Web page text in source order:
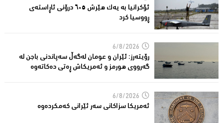
ئۆکرانیا بە یەک هێرش ٦٠٥ درۆنی ئاڕاستەى
ڕووسیا کرد
6/8/2026
رۆیتەرز: ئێران و عومان لەگەڵ سەپاندنی باجن لە
گەرووی هورمز و ئەمریکاش ڕەتی دەکاتەوە
6/8/2026
ئه‌مریكا سزاكانی سه‌ر ئێرانی كه‌مكرده‌وه‌